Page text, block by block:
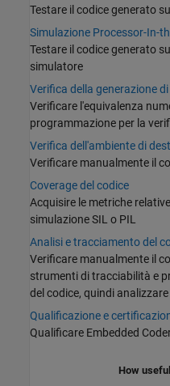
Testare il codice generato
Simulazione Processor-In-
Testare il codice generato
simulatore
Verifica della generazione
Verificare l'equivalenza
programmazione per la
Verifica dell'ambiente di
Verificare manualmente il
Coverage del codice
Acquisire le metriche
simulazione SIL o PIL
Analisi e tracciamento del
Verificare manualmente il
strumenti di tracciabilità e
del codice, quindi
Qualificazione e
Qualificare Embedded
How